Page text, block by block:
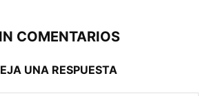
COMENTARIOS
UNA RESPUESTA